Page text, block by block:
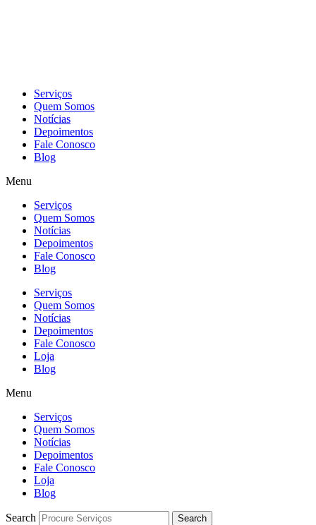
Serviços
Quem Somos
Notícias
Depoimentos
Fale Conosco
Blog
Menu
Serviços
Quem Somos
Notícias
Depoimentos
Fale Conosco
Blog
Serviços
Quem Somos
Notícias
Depoimentos
Fale Conosco
Loja
Blog
Menu
Serviços
Quem Somos
Notícias
Depoimentos
Fale Conosco
Loja
Blog
Search Search